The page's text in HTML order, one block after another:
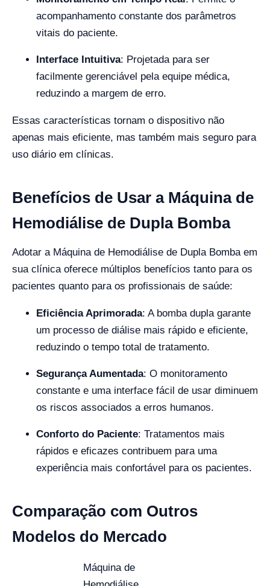
acompanhamento constante dos parâmetros
vitais do paciente.
Interface Intuitiva: Projetada para ser
facilmente gerenciável pela equipe médica,
reduzindo a margem de erro.
Essas características tornam o dispositivo não
apenas mais eficiente, mas também mais seguro para
uso diário em clínicas.
Benefícios de Usar a Máquina de
Hemodiálise de Dupla Bomba
Adotar a Máquina de Hemodiálise de Dupla Bomba em
sua clínica oferece múltiplos benefícios tanto para os
pacientes quanto para os profissionais de saúde:
Eficiência Aprimorada: A bomba dupla garante
um processo de diálise mais rápido e eficiente,
reduzindo o tempo total de tratamento.
Segurança Aumentada: O monitoramento
constante e uma interface fácil de usar diminuem
os riscos associados a erros humanos.
Conforto do Paciente: Tratamentos mais
rápidos e eficazes contribuem para uma
experiência mais confortável para os pacientes.
Comparação com Outros
Modelos do Mercado
Máquina de